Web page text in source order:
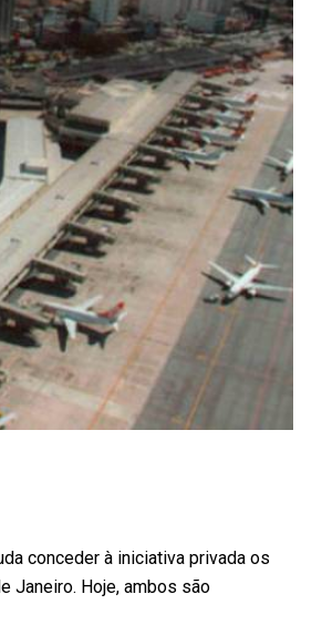
conceder à iniciativa privada os
Janeiro. Hoje, ambos são